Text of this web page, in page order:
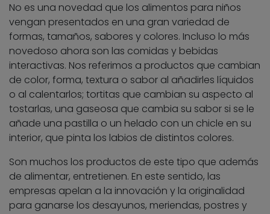
No es una novedad que los alimentos para niños
vengan presentados en una gran variedad de
formas, tamaños, sabores y colores. Incluso lo más
novedoso ahora son las comidas y bebidas
interactivas. Nos referimos a productos que cambian
de color, forma, textura o sabor al añadirles líquidos
o al calentarlos; tortitas que cambian su aspecto al
tostarlas, una gaseosa que cambia su sabor si se le
añade una pastilla o un helado con un chicle en su
interior, que pinta los labios de distintos colores.
Son muchos los productos de este tipo que además
de alimentar, entretienen. En este sentido, las
empresas apelan a la innovación y la originalidad
para ganarse los desayunos, meriendas, postres y